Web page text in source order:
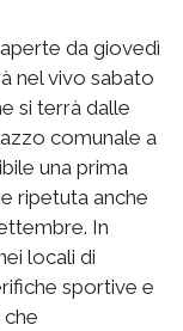
da giovedì
nel vivo sabato
si terrà dalle
comunale a
una prima
ripetuta anche
In
locali di
sportive e